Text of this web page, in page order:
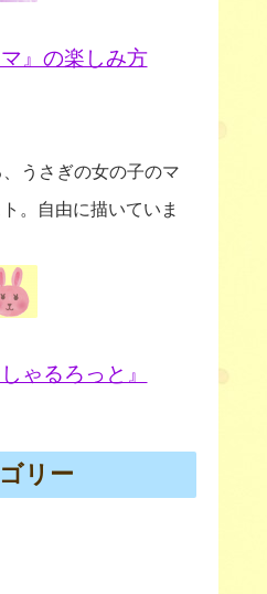
』の楽しみ方
うさぎの女の子のマ
。自由に描いていま
ゃるろっと』
リー